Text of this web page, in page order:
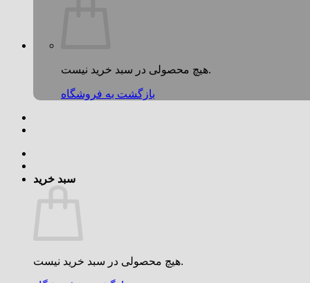
هیچ محصولی در سبد خرید نیست.
بازگشت به فروشگاه
سبد خرید
هیچ محصولی در سبد خرید نیست.